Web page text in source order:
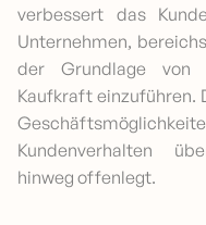
verbessert das
Unternehmen,
der Grundlage von
Kaufkraft einzuführen.
Kundenverhalten
hinweg offenlegt.